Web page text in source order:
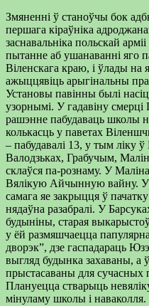
Змяненні ў станоўчы бок
першага кіраўніка
заснавальніка польскай
пытанне аб ушанаванні яго
Віленскага краю, і ўлады на
ажыццявіць арыгінальны
Установы павінны былі
узорнымі. У гадавіну
рашэнне пабудаваць школы
колькасць у паветах
– пабудавалі 13, у тым ліку
Валодзьках, Грабучым,
склаўся па-рознаму. У
Вялікую Айчынную вайну. У
самага яе закрыцця ў
нядаўна разабралі. У
будыніны, старая
у ёй размяшчаецца
дворэк”, дзе гаспадараць
выгляд будынка захаваны, а
прыстасаваны для сучасных
Плануецца стварыць
мінуламу школы і наваколля.